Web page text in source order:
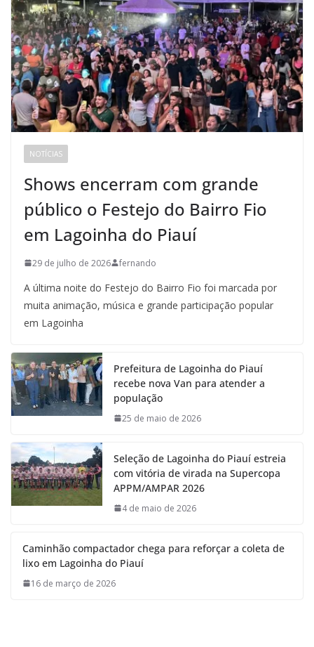
NOTÍCIAS
Shows encerram com grande
público o Festejo do Bairro Fio
em Lagoinha do Piauí
29 de julho de 2026 fernando
A última noite do Festejo do Bairro Fio foi marcada por
muita animação, música e grande participação popular
em Lagoinha
Prefeitura de Lagoinha do Piauí
recebe nova Van para atender a
população
25 de maio de 2026
Seleção de Lagoinha do Piauí estreia
com vitória de virada na Supercopa
APPM/AMPAR 2026
4 de maio de 2026
Caminhão compactador chega para reforçar a coleta de
lixo em Lagoinha do Piauí
16 de março de 2026